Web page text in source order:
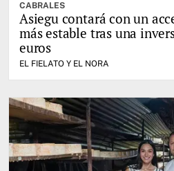
CABRALES
Asiegu contará con un
más estable tras una
euros
EL FIELATO Y EL NORA